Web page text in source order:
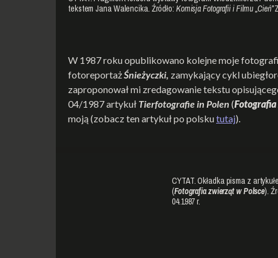
tekstem Jana Walencika. Źródło: Komisja Fotografii i Filmu „Cień”
W 1987 roku opublikowano kolejne moje
fotoreportażŚnieżyczki, zamykający cykl
zaproponował mi zredagowanie tekstu
04/1987 artykuł Tierfotografie in Polen (
moją (zobacz ten artykuł po polskututaj).
CYTAT. Okładka pisma z
(Fotografia zwierząt w Polsce).
04.1987 r.